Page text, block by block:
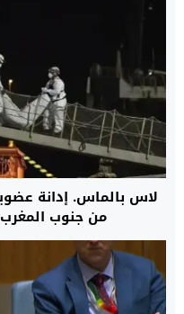
لاس بالماس. إدانة
من جنوب المغرب